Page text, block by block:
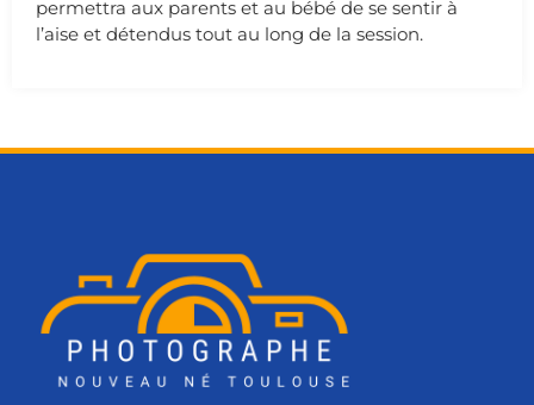
permettra aux parents et au bébé de se sentir à
l’aise et détendus tout au long de la session.